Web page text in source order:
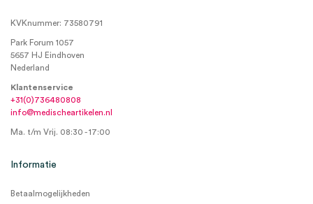
KVKnummer: 73580791
Park Forum 1057
5657 HJ Eindhoven
Nederland
Klantenservice
+31(0)736480808
info@medischeartikelen.nl
Ma. t/m Vrij. 08:30 - 17:00
Informatie
Betaalmogelijkheden